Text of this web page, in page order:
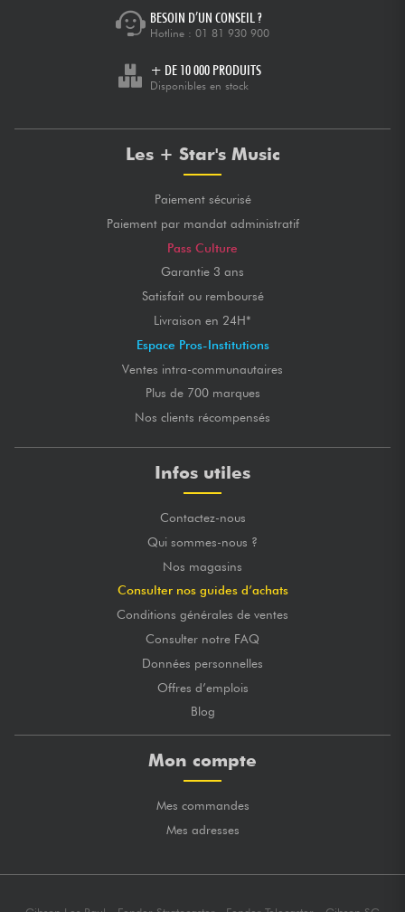
BESOIN D’UN CONSEIL ?
Hotline : 01 81 930 900
+ DE 10 000 PRODUITS
Disponibles en stock
Les + Star's Music
Paiement sécurisé
Paiement par mandat administratif
Pass Culture
Garantie 3 ans
Satisfait ou remboursé
Livraison en 24H*
Espace Pros-Institutions
Ventes intra-communautaires
Plus de 700 marques
Nos clients récompensés
Infos utiles
Contactez-nous
Qui sommes-nous ?
Nos magasins
Consulter nos guides d’achats
Conditions générales de ventes
Consulter notre FAQ
Données personnelles
Offres d’emplois
Blog
Mon compte
Mes commandes
Mes adresses